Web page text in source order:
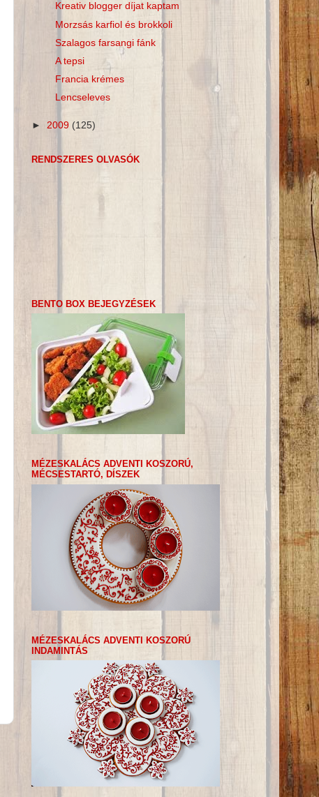
Kreativ blogger díjat kaptam
Morzsás karfiol és brokkoli
Szalagos farsangi fánk
A tepsi
Francia krémes
Lencseleves
► 2009 (125)
RENDSZERES OLVASÓK
BENTO BOX BEJEGYZÉSEK
MÉZESKALÁCS ADVENTI KOSZORÚ,
MÉCSESTARTÓ, DÍSZEK
MÉZESKALÁCS ADVENTI KOSZORÚ
INDAMINTÁS